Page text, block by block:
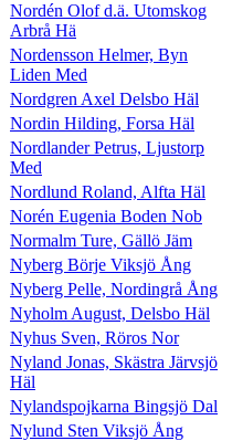
Nordén Olof d.ä. Utomskog
Arbrå Hä
Nordensson Helmer, Byn
Liden Med
Nordgren Axel Delsbo Häl
Nordin Hilding, Forsa Häl
Nordlander Petrus, Ljustorp
Med
Nordlund Roland, Alfta Häl
Norén Eugenia Boden Nob
Normalm Ture, Gällö Jäm
Nyberg Börje Viksjö Ång
Nyberg Pelle, Nordingrå Ång
Nyholm August, Delsbo Häl
Nyhus Sven, Röros Nor
Nyland Jonas, Skästra Järvsjö
Häl
Nylandspojkarna Bingsjö Dal
Nylund Sten Viksjö Ång